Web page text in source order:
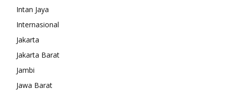
Intan Jaya
Internasional
Jakarta
Jakarta Barat
Jambi
Jawa Barat